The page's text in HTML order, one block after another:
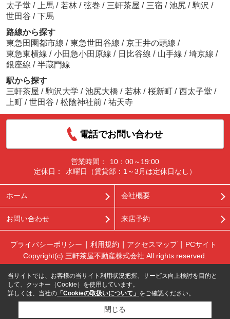
太子堂 / 上馬 / 若林 / 弦巻 / 三軒茶屋 / 三宿 / 池尻 / 駒沢 /
世田谷 / 下馬
路線から探す
東急田園都市線 / 東急世田谷線 / 京王井の頭線 /
東急東横線 / 小田急小田原線 / 日比谷線 / 山手線 / 埼京線 /
銀座線 / 半蔵門線
駅から探す
三軒茶屋 / 駒沢大学 / 池尻大橋 / 若林 / 桜新町 / 西太子堂 /
上町 / 世田谷 / 松陰神社前 / 祐天寺
電話でお問い合わせ
営業時間：
10：00～19:00
定休日：
水曜日（賃貸部：1～3月は定休日なし）
ホーム 会社概要
お問い合わせ 来店予約
プライバシーポリシー 利用規約 アクセスマップ
PCサイト
Copyright(c) 三軒茶屋不動産株式会社 All rights reserved.
当サイトでは、お客様の当サイト利用状況把握、サービス向上検討を目的と
して、クッキー（Cookie）を使用しています。
詳しくは、当社の 「Cookieの取扱いについて」 をご確認ください。
閉じる